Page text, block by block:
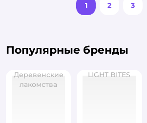
1 2 3
Популярные бренды
Деревенские
лакомства
LIGHT BITES